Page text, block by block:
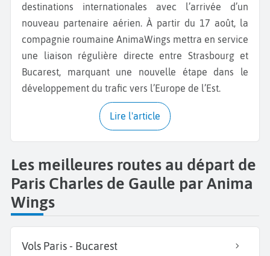
destinations internationales avec l’arrivée d’un
nouveau partenaire aérien. À partir du 17 août, la
compagnie roumaine AnimaWings mettra en service
une liaison régulière directe entre Strasbourg et
Bucarest, marquant une nouvelle étape dans le
développement du trafic vers l’Europe de l’Est.
Lire l'article
Les meilleures routes au départ de
Paris Charles de Gaulle par Anima
Wings
Vols Paris - Bucarest